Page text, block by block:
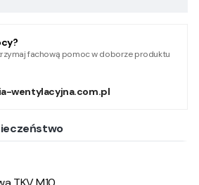
fachową pomoc w doborze produktu
wentylacyjna.com.pl